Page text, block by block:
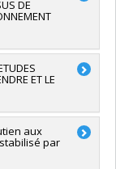
,Michel
Québec -
: Prog de
DE
ET LE
,Roch
aux
par